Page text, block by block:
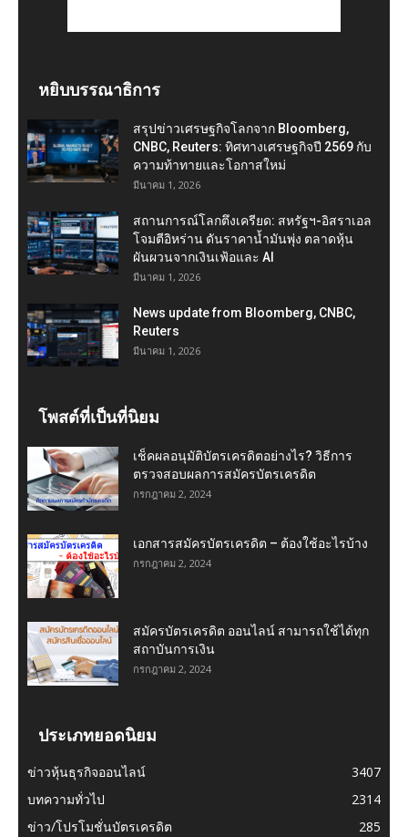
หยิบบรรณาธิการ
สรุปข่าวเศรษฐกิจโลกจาก Bloomberg,
CNBC, Reuters: ทิศทางเศรษฐกิจปี 2569 กับ
ความท้าทายและโอกาสใหม่
มีนาคม 1, 2026
สถานการณ์โลกตึงเครียด: สหรัฐฯ-อิสราเอล
โจมตีอิหร่าน ดันราคาน้ำมันพุ่ง ตลาดหุ้น
ผันผวนจากเงินเฟ้อและ AI
มีนาคม 1, 2026
News update from Bloomberg, CNBC,
Reuters
มีนาคม 1, 2026
โพสต์ที่เป็นที่นิยม
เช็คผลอนุมัติบัตรเครดิตอย่างไร? วิธีการ
ตรวจสอบผลการสมัครบัตรเครดิต
กรกฎาคม 2, 2024
เอกสารสมัครบัตรเครดิต – ต้องใช้อะไรบ้าง
กรกฎาคม 2, 2024
สมัครบัตรเครดิต ออนไลน์ สามารถใช้ได้ทุก
สถาบันการเงิน
กรกฎาคม 2, 2024
ประเภทยอดนิยม
ข่าวหุ้นธุรกิจออนไลน์
3407
บทความทั่วไป
2314
ข่าว/โปรโมชั่นบัตรเครดิต
285